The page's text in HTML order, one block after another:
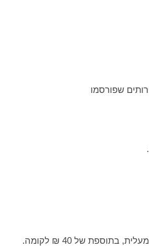
שפורסמו
של 40 ₪ לקומה.